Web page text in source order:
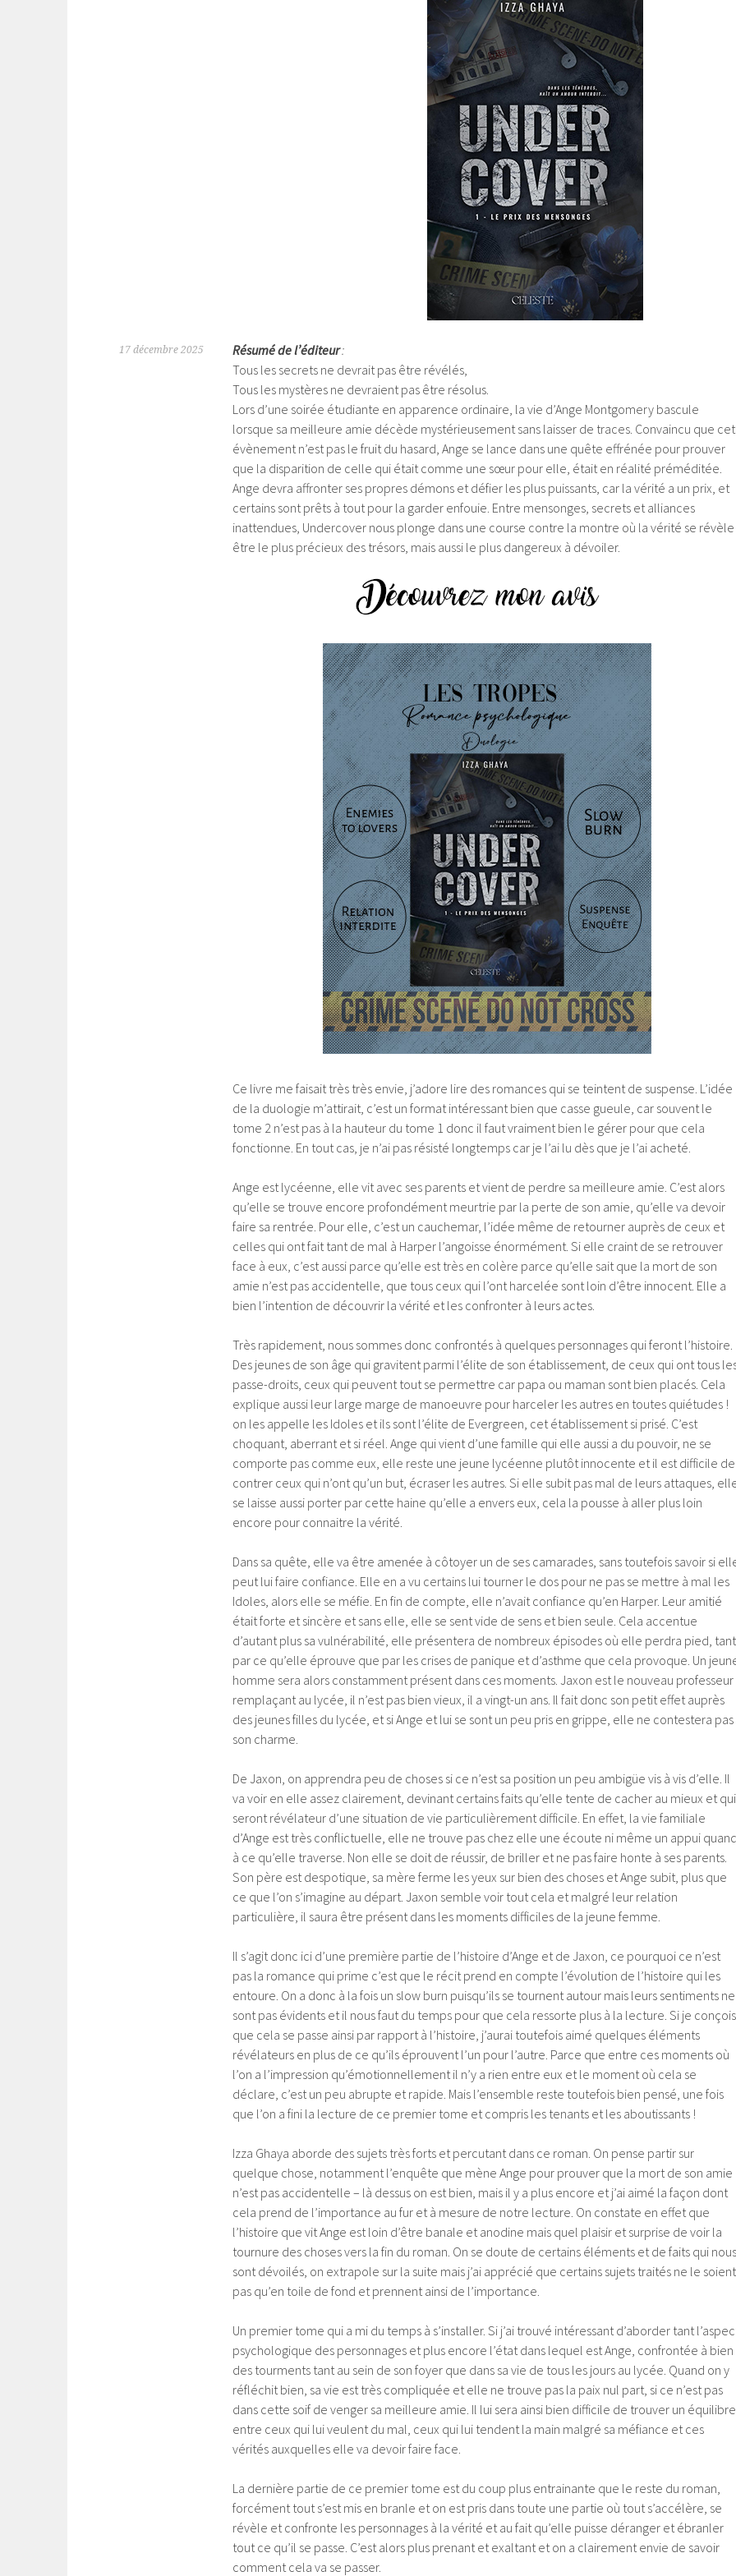
17 décembre 2025 Résumé de l’éditeur:
Tous les secrets ne devrait pas être révélés,
Tous les mystères ne devraient pas être résolus.
Lors d’une soirée étudiante en apparence ordinaire, la vie d’Ange Montgomery bascule
lorsque sa meilleure amie décède mystérieusement sans laisser de traces. Convaincu que cet
évènement n’est pas le fruit du hasard, Ange se lance dans une quête effrénée pour prouver
que la disparition de celle qui était comme une sœur pour elle, était en réalité préméditée.
Ange devra affronter ses propres démons et défier les plus puissants, car la vérité a un prix, et
certains sont prêts à tout pour la garder enfouie. Entre mensonges, secrets et alliances
inattendues, Undercover nous plonge dans une course contre la montre où la vérité se révèle
être le plus précieux des trésors, mais aussi le plus dangereux à dévoiler.
Ce livre me faisait très très envie, j’adore lire des romances qui se teintent de suspense. L’idée
de la duologie m’attirait, c’est un format intéressant bien que casse gueule, car souvent le
tome 2 n’est pas à la hauteur du tome 1 donc il faut vraiment bien le gérer pour que cela
fonctionne. En tout cas, je n’ai pas résisté longtemps car je l’ai lu dès que je l’ai acheté.
Ange est lycéenne, elle vit avec ses parents et vient de perdre sa meilleure amie. C’est alors
qu’elle se trouve encore profondément meurtrie par la perte de son amie, qu’elle va devoir
faire sa rentrée. Pour elle, c’est un cauchemar, l’idée même de retourner auprès de ceux et
celles qui ont fait tant de mal à Harper l’angoisse énormément. Si elle craint de se retrouver
face à eux, c’est aussi parce qu’elle est très en colère parce qu’elle sait que la mort de son
amie n’est pas accidentelle, que tous ceux qui l’ont harcelée sont loin d’être innocent. Elle a
bien l’intention de découvrir la vérité et les confronter à leurs actes.
Très rapidement, nous sommes donc confrontés à quelques personnages qui feront l’histoire.
Des jeunes de son âge qui gravitent parmi l’élite de son établissement, de ceux qui ont tous
passe-droits, ceux qui peuvent tout se permettre car papa ou maman sont bien placés. Cela
explique aussi leur large marge de manoeuvre pour harceler les autres en toutes quiétudes !
on les appelle les Idoles et ils sont l’élite de Evergreen, cet établissement si prisé. C’est
choquant, aberrant et si réel. Ange qui vient d’une famille qui elle aussi a du pouvoir, ne se
comporte pas comme eux, elle reste une jeune lycéenne plutôt innocente et il est difficile de
contrer ceux qui n’ont qu’un but, écraser les autres. Si elle subit pas mal de leurs attaques,
se laisse aussi porter par cette haine qu’elle a envers eux, cela la pousse à aller plus loin
encore pour connaitre la vérité.
Dans sa quête, elle va être amenée à côtoyer un de ses camarades, sans toutefois savoir si
peut lui faire confiance. Elle en a vu certains lui tourner le dos pour ne pas se mettre à mal les
Idoles, alors elle se méfie. En fin de compte, elle n’avait confiance qu’en Harper. Leur amitié
était forte et sincère et sans elle, elle se sent vide de sens et bien seule. Cela accentue
d’autant plus sa vulnérabilité, elle présentera de nombreux épisodes où elle perdra pied, tant
par ce qu’elle éprouve que par les crises de panique et d’asthme que cela provoque. Un
homme sera alors constamment présent dans ces moments. Jaxon est le nouveau professeur
remplaçant au lycée, il n’est pas bien vieux, il a vingt-un ans. Il fait donc son petit effet auprès
des jeunes filles du lycée, et si Ange et lui se sont un peu pris en grippe, elle ne contestera pas
son charme.
De Jaxon, on apprendra peu de choses si ce n’est sa position un peu ambigüe vis à vis d’elle. Il
va voir en elle assez clairement, devinant certains faits qu’elle tente de cacher au mieux et qui
seront révélateur d’une situation de vie particulièrement difficile. En effet, la vie familiale
d’Ange est très conflictuelle, elle ne trouve pas chez elle une écoute ni même un appui
à ce qu’elle traverse. Non elle se doit de réussir, de briller et ne pas faire honte à ses parents.
Son père est despotique, sa mère ferme les yeux sur bien des choses et Ange subit, plus que
ce que l’on s’imagine au départ. Jaxon semble voir tout cela et malgré leur relation
particulière, il saura être présent dans les moments difficiles de la jeune femme.
Il s’agit donc ici d’une première partie de l’histoire d’Ange et de Jaxon, ce pourquoi ce n’est
pas la romance qui prime c’est que le récit prend en compte l’évolution de l’histoire qui les
entoure. On a donc à la fois un slow burn puisqu’ils se tournent autour mais leurs sentiments ne
sont pas évidents et il nous faut du temps pour que cela ressorte plus à la lecture. Si je conçois
que cela se passe ainsi par rapport à l’histoire, j’aurai toutefois aimé quelques éléments
révélateurs en plus de ce qu’ils éprouvent l’un pour l’autre. Parce que entre ces moments où
l’on a l’impression qu’émotionnellement il n’y a rien entre eux et le moment où cela se
déclare, c’est un peu abrupte et rapide. Mais l’ensemble reste toutefois bien pensé, une fois
que l’on a fini la lecture de ce premier tome et compris les tenants et les aboutissants !
Izza Ghaya aborde des sujets très forts et percutant dans ce roman. On pense partir sur
quelque chose, notamment l’enquête que mène Ange pour prouver que la mort de son amie
n’est pas accidentelle – là dessus on est bien, mais il y a plus encore et j’ai aimé la façon dont
cela prend de l’importance au fur et à mesure de notre lecture. On constate en effet que
l’histoire que vit Ange est loin d’être banale et anodine mais quel plaisir et surprise de voir la
tournure des choses vers la fin du roman. On se doute de certains éléments et de faits qui nous
sont dévoilés, on extrapole sur la suite mais j’ai apprécié que certains sujets traités ne le soient
pas qu’en toile de fond et prennent ainsi de l’importance.
Un premier tome qui a mi du temps à s’installer. Si j’ai trouvé intéressant d’aborder tant
psychologique des personnages et plus encore l’état dans lequel est Ange, confrontée à bien
des tourments tant au sein de son foyer que dans sa vie de tous les jours au lycée. Quand on y
réfléchit bien, sa vie est très compliquée et elle ne trouve pas la paix nul part, si ce n’est pas
dans cette soif de venger sa meilleure amie. Il lui sera ainsi bien difficile de trouver un équilibre
entre ceux qui lui veulent du mal, ceux qui lui tendent la main malgré sa méfiance et ces
vérités auxquelles elle va devoir faire face.
La dernière partie de ce premier tome est du coup plus entrainante que le reste du roman,
forcément tout s’est mis en branle et on est pris dans toute une partie où tout s’accélère, se
révèle et confronte les personnages à la vérité et au fait qu’elle puisse déranger et ébranler
tout ce qu’il se passe. C’est alors plus prenant et exaltant et on a clairement envie de savoir
comment cela va se passer.